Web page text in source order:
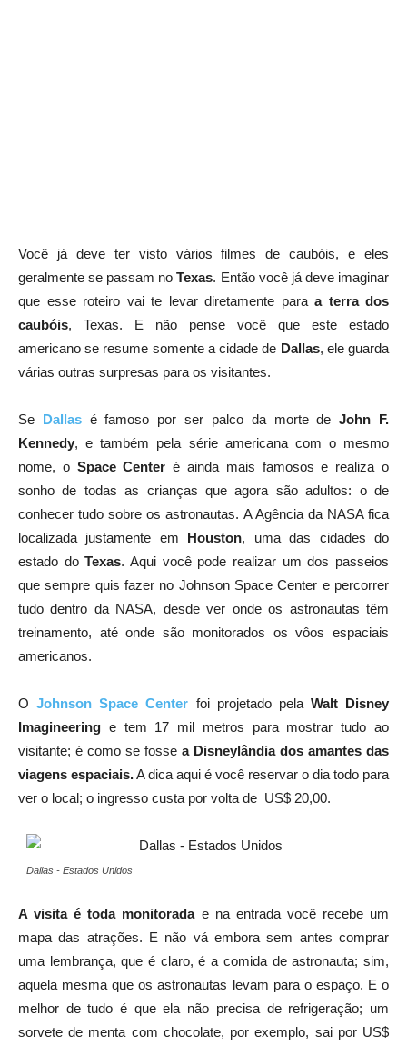
Você já deve ter visto vários filmes de caubóis, e eles
geralmente se passam noTexas. Então você já deve imaginar
que esse roteiro vai te levar diretamente para a terra dos
caubóis, Texas. E não pense você que este estado
americano se resume somente a cidade de Dallas, ele guarda
várias outras surpresas para os visitantes.
Se Dallasé famoso por ser palco da morte deJohn F.
Kennedy, e também pela série americana com o mesmo
nome, oSpace Center é ainda mais famosos e realiza o
sonho de todas as crianças que agora são adultos: o de
conhecer tudo sobre os astronautas. A Agência da NASA fica
localizada justamente em Houston, uma das cidades do
estado doTexas. Aqui você pode realizar um dos passeios
que sempre quis fazer no Johnson Space Center e percorrer
tudo dentro da NASA, desde ver onde os astronautas têm
treinamento, até onde são monitorados os vôos espaciais
americanos.
OJohnson Space Center foi projetado pelaWalt Disney
Imagineering e tem 17 mil metros para mostrar tudo ao
visitante; é como se fosse a Disneylândia dos amantes das
viagens espaciais.A dica aqui é você reservar o dia todo para
ver o local; o ingresso custa por volta de US$ 20,00.
Dallas - Estados Unidos
A visita é toda monitoradae na entrada você recebe um
mapa das atrações. E não vá embora sem antes comprar
uma lembrança, que é claro, é a comida de astronauta; sim,
aquela mesma que os astronautas levam para o espaço. E o
melhor de tudo é que ela não precisa de refrigeração; um
sorvete de menta com chocolate, por exemplo, sai por US$